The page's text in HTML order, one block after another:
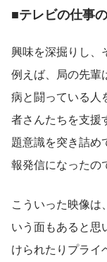
■テレビの仕事
興味を深掘りし、
例えば、局の先輩
病と闘っている人
者さんたちを支援
題意識を突き詰め
報発信になったの
こういった映像は
いう面もあると思
けられたりプライ